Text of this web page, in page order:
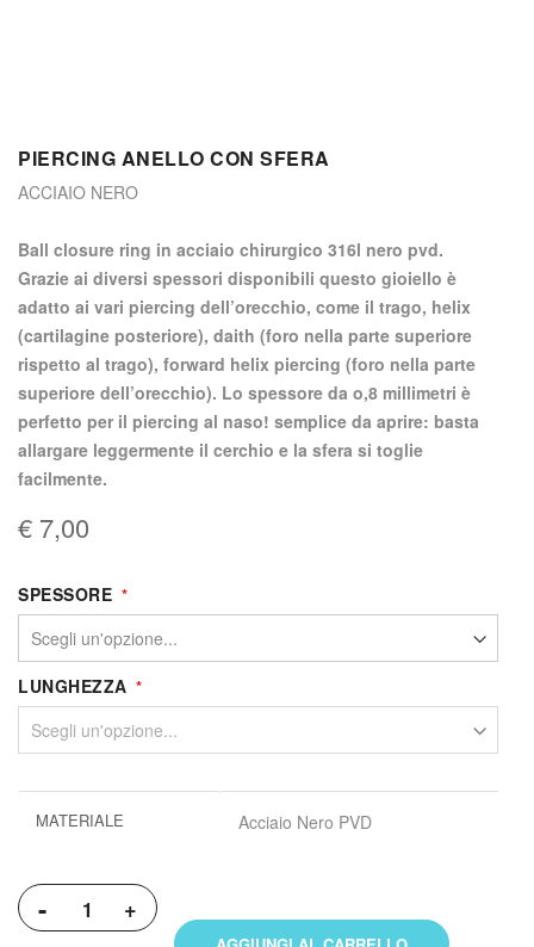
PIERCING ANELLO CON SFERA
ACCIAIO NERO
ball closure ring in acciaio chirurgico 316l nero pvd.
Grazie ai diversi spessori disponibili questo gioiello è
adatto ai vari piercing dell’orecchio, come il trago, helix
(cartilagine posteriore), daith (foro nella parte superiore
rispetto al trago), forward helix piercing (foro nella parte
superiore dell’orecchio). Lo spessore da o,8 millimetri è
perfetto per il piercing al naso! semplice da aprire: basta
allargare leggermente il cerchio e la sfera si toglie
facilmente.
€ 7,00
SPESSORE
LUNGHEZZA
informazioni
MATERIALE Acciaio Nero PVD
- +